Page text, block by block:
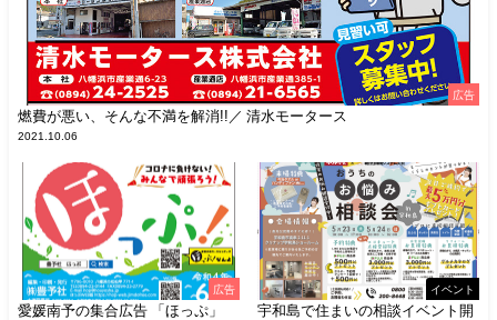
広告
燃費が悪い、そんな不満を解消!!／ 清水モータース
2021.10.06
広告
愛媛南予の集合広告 「ほっぷ」
イベント
宇和島で住まいの相談イベント開